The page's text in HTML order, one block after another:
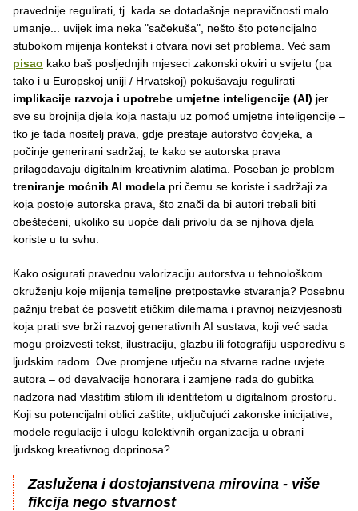
pravednije regulirati, tj. kada se dotadašnje nepravičnosti malo
umanje... uvijek ima neka "sačekuša", nešto što potencijalno
stubokom mijenja kontekst i otvara novi set problema. Već sam
pisao kako baš posljednjih mjeseci zakonski okviri u svijetu (pa
tako i u Europskoj uniji / Hrvatskoj) pokušavaju regulirati
implikacije razvoja i upotrebe umjetne inteligencije (AI) jer
sve su brojnija djela koja nastaju uz pomoć umjetne inteligencije –
tko je tada nositelj prava, gdje prestaje autorstvo čovjeka, a
počinje generirani sadržaj, te kako se autorska prava
prilagođavaju digitalnim kreativnim alatima. Poseban je problem
treniranje moćnih AI modela pri čemu se koriste i sadržaji za
koja postoje autorska prava, što znači da bi autori trebali biti
obeštećeni, ukoliko su uopće dali privolu da se njihova djela
koriste u tu svhu.
Kako osigurati pravednu valorizaciju autorstva u tehnološkom
okruženju koje mijenja temeljne pretpostavke stvaranja? Posebnu
pažnju trebat će posvetit etičkim dilemama i pravnoj neizvjesnosti
koja prati sve brži razvoj generativnih AI sustava, koji već sada
mogu proizvesti tekst, ilustraciju, glazbu ili fotografiju usporedivu s
ljudskim radom. Ove promjene utječu na stvarne radne uvjete
autora – od devalvacije honorara i zamjene rada do gubitka
nadzora nad vlastitim stilom ili identitetom u digitalnom prostoru.
Koji su potencijalni oblici zaštite, uključujući zakonske inicijative,
modele regulacije i ulogu kolektivnih organizacija u obrani
ljudskog kreativnog doprinosa?
Zaslužena i dostojanstvena mirovina - više
fikcija nego stvarnost